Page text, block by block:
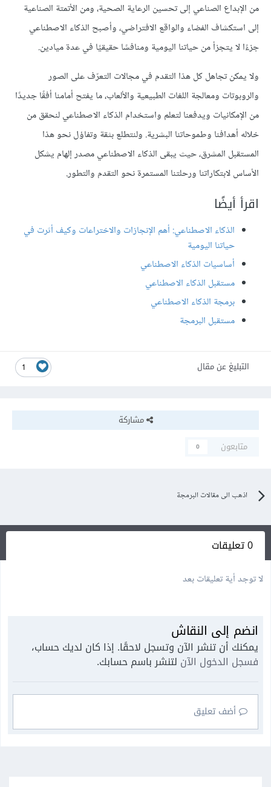
من الإبداع الصناعي إلى تحسين الرعاية الصحية، ومن الأتمتة الصناعية
إلى استكشاف الفضاء والواقع الافتراضي، وأصبح الذكاء الاصطناعي
جزءًا لا يتجزأ من حياتنا اليومية ومنافسًا حقيقيًا في عدة ميادين.
ولا يمكن تجاهل كل هذا التقدم في مجالات التعرّف على الصور
والروبوتات ومعالجة اللغات الطبيعية والألعاب، ما يفتح أمامنا أفقًا جديدًا
من الإمكانيات ويدفعنا لتعلم واستخدام الذكاء الاصطناعي لنحقق من
خلاله أهدافنا وطموحاتنا البشرية. ولنتطلع بثقة وتفاؤل نحو هذا
المستقبل المشرق، حيث يبقى الذكاء الاصطناعي مصدر إلهام يشكل
الأساس لابتكاراتنا ورحلتنا المستمرة نحو التقدم والتطور.
اقرأ أيضًا
الذكاء الاصطناعي: أهم الإنجازات والاختراعات وكيف أثرت في
حياتنا اليومية
أساسيات الذكاء الاصطناعي
مستقبل الذكاء الاصطناعي
برمجة الذكاء الاصطناعي
مستقبل البرمجة
1 التبليغ عن مقال
مشاركة
متابعون
0
اذهب الى مقالات البرمجة
0 تعليقات
لا توجد أية تعليقات بعد
انضم إلى النقاش
يمكنك أن تنشر الآن وتسجل لاحقًا. إذا كان لديك حساب،
فسجل الدخول الآن لتنشر باسم حسابك.
أضف تعليق